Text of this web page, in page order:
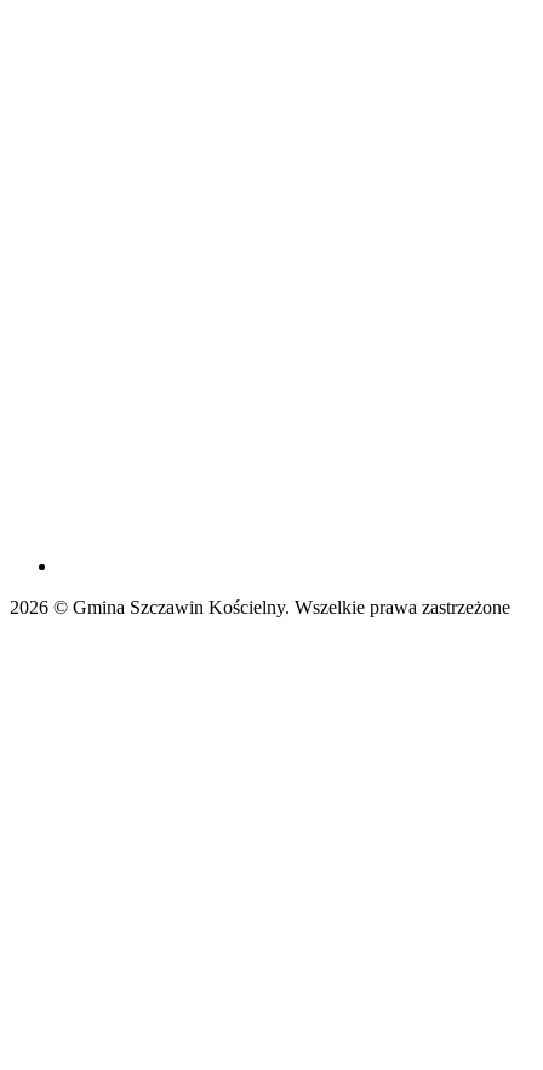
2026 © Gmina Szczawin Kościelny. Wszelkie prawa zastrzeżone